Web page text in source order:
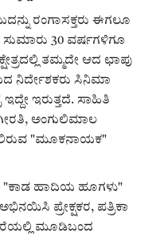
ರಂಗಾಸಕ್ತರು ಈಗಲೂ
ಸುಮಾರು 30 ವರ್ಷಗಳಿಗೂ
ತಮ್ಮದೇ ಆದ ಛಾಪು
ನಿರ್ದೇಶಕರು ಸಿನಿಮಾ
ಇರುತ್ತದೆ. ಸಾಹಿತಿ
ಅಂಗುಲಿಮಾಲ
"ಮೂಕನಾಯಕ"
"ಕಾಡ ಹಾದಿಯ ಹೂಗಳು"
ಪ್ರೇಕ್ಷಕರ, ಪತ್ರಿಕಾ
ಮೂಡಿಬಂದ